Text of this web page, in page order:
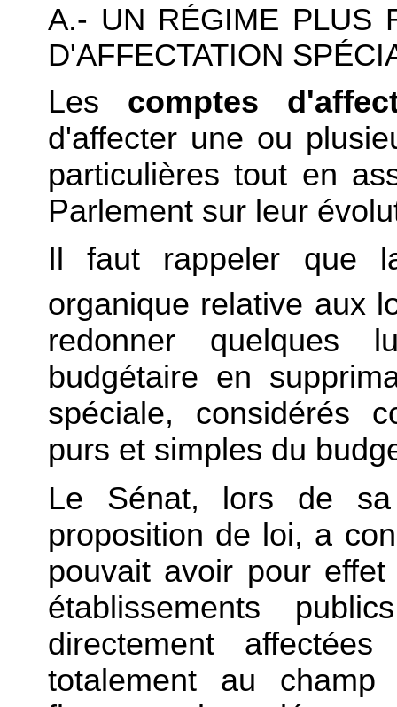
A.- UN RÉGIME PLUS
D'AFFECTATION
Les comptes
d'affecter une ou
particulières tout en
Parlement sur leur
Il faut rappeler que
organique relative aux
redonner quelques
budgétaire en
spéciale, considérés
purs et simples du
Le Sénat, lors de
proposition de loi, a
pouvait avoir pour
établissements
directement
totalement au